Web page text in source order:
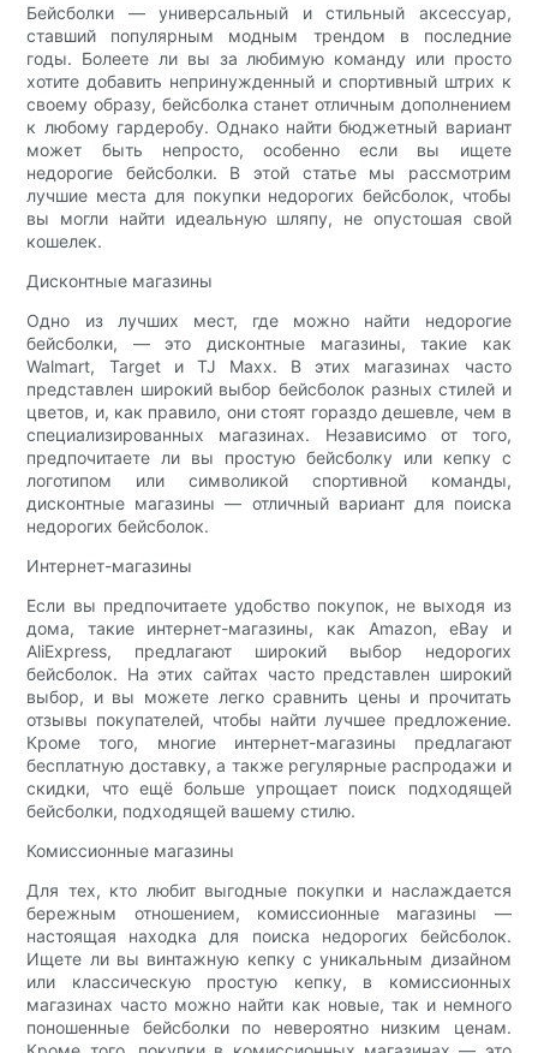
Бейсболки — универсальный и стильный аксессуар,
ставший популярным модным трендом в последние
годы. Болеете ли вы за любимую команду или просто
хотите добавить непринужденный и спортивный штрих к
своему образу, бейсболка станет отличным дополнением
к любому гардеробу. Однако найти бюджетный вариант
может быть непросто, особенно если вы ищете
недорогие бейсболки. В этой статье мы рассмотрим
лучшие места для покупки недорогих бейсболок, чтобы
вы могли найти идеальную шляпу, не опустошая свой
кошелек.
Дисконтные магазины
Одно из лучших мест, где можно найти недорогие
бейсболки, — это дисконтные магазины, такие как
Walmart, Target и TJ Maxx. В этих магазинах часто
представлен широкий выбор бейсболок разных стилей и
цветов, и, как правило, они стоят гораздо дешевле, чем в
специализированных магазинах. Независимо от того,
предпочитаете ли вы простую бейсболку или кепку с
логотипом или символикой спортивной команды,
дисконтные магазины — отличный вариант для поиска
недорогих бейсболок.
Интернет-магазины
Если вы предпочитаете удобство покупок, не выходя из
дома, такие интернет-магазины, как Amazon, eBay и
AliExpress, предлагают широкий выбор недорогих
бейсболок. На этих сайтах часто представлен широкий
выбор, и вы можете легко сравнить цены и прочитать
отзывы покупателей, чтобы найти лучшее предложение.
Кроме того, многие интернет-магазины предлагают
бесплатную доставку, а также регулярные распродажи и
скидки, что ещё больше упрощает поиск подходящей
бейсболки, подходящей вашему стилю.
Комиссионные магазины
Для тех, кто любит выгодные покупки и наслаждается
бережным отношением, комиссионные магазины —
настоящая находка для поиска недорогих бейсболок.
Ищете ли вы винтажную кепку с уникальным дизайном
или классическую простую кепку, в комиссионных
магазинах часто можно найти как новые, так и немного
поношенные бейсболки по невероятно низким ценам.